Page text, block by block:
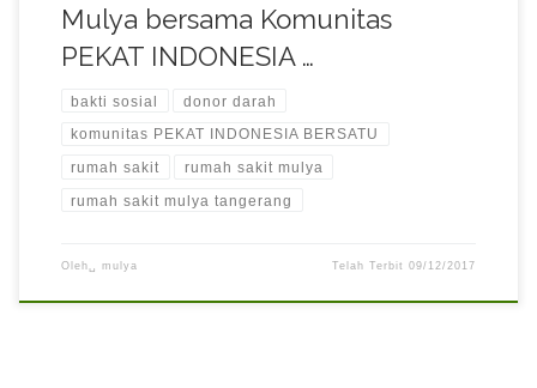
Mulya bersama Komunitas
PEKAT INDONESIA …
bakti sosial donor darah
komunitas PEKAT INDONESIA BERSATU
rumah sakit rumah sakit mulya
rumah sakit mulya tangerang
Oleh␣ mulya Telah Terbit09/12/2017